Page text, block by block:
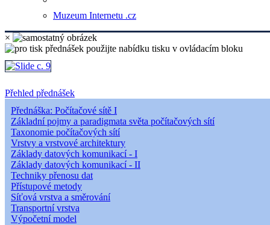
Muzeum Internetu .cz
×
Přehled přednášek
Přednáška: Počítačové sítě I
Základní pojmy a paradigmata světa počítačových sítí
Taxonomie počítačových sítí
Vrstvy a vrstvové architektury
Základy datových komunikací - I
Základy datových komunikací - II
Techniky přenosu dat
Přístupové metody
Síťová vrstva a směrování
Transportní vrstva
Výpočetní model